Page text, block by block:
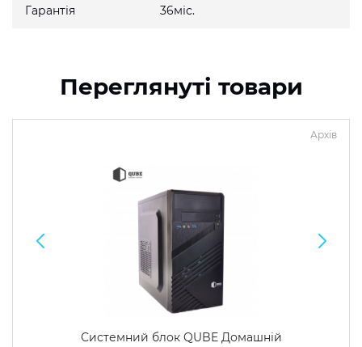
Гарантія 36міс.
Переглянуті товари
Архів
Системний блок QUBE Домашній